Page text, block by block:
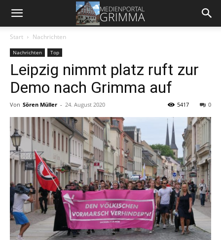
Start Nachrichten
Nachrichten Top
Leipzig nimmt platz ruft zur
Demo nach Grimma auf
Von Sören Müller - 24. August 2020 0
5417